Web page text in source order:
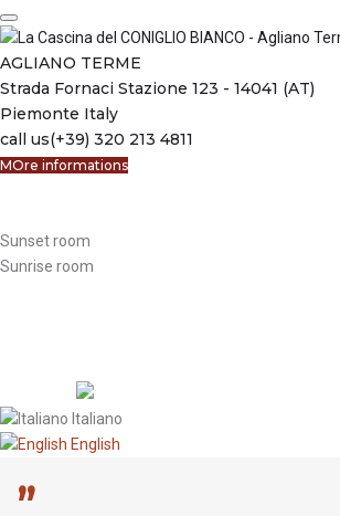
Skip
to
content
AGLIANO TERME
Strada Fornaci Stazione 123 - 14041 (AT)
Piemonte Italy
call us(+39) 320 213 4811
MOre informations
Sunset room
Sunrise room
Italiano
English